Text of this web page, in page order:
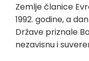
Zemlje članice
1992. godine, a
Države priznale
nezavisnu i